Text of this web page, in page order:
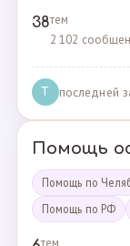
38тем
2 102
T последней
Помощь
Помощь по
Помощь по РФ
тем